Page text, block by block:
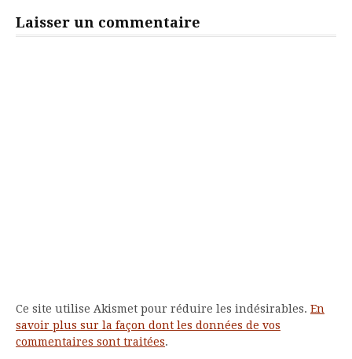
Laisser un commentaire
Ce site utilise Akismet pour réduire les indésirables. En
savoir plus sur la façon dont les données de vos
commentaires sont traitées.